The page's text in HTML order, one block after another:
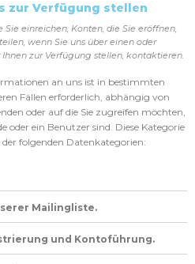
zur Verfügung stellen
einreichen, Konten, die Sie eröffnen,
wenn Sie uns über einen oder
zur Verfügung stellen, kontaktieren.
an uns ist in bestimmten
Fällen erforderlich, abhängig von
oder auf die Sie zugreifen möchten,
oder ein Benutzer sind. Diese Kategorie
folgenden Datenkategorien:
Mailingliste.
und Kontoführung.